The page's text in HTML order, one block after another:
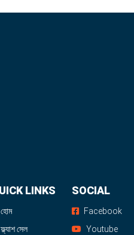
LINKS
হোম
ফ্ল্যাশ সেল
SOCIAL
Facebook
Youtube